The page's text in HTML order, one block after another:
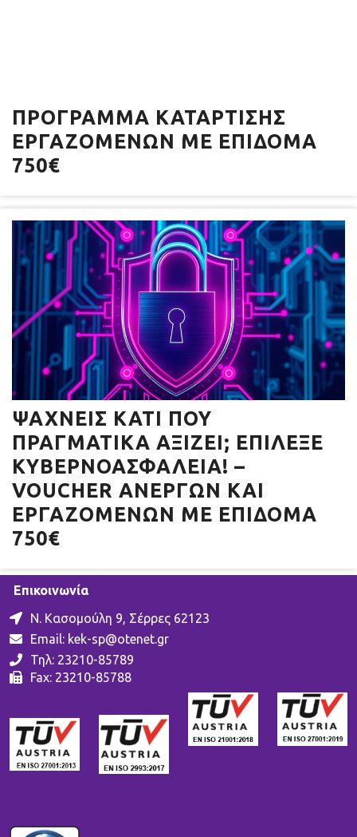
ΠΡΌΓΡΑΜΜΑ ΚΑΤΆΡΤΙΣΗΣ
ΕΡΓΑΖΟΜΈΝΩΝ ΜΕ ΕΠΊΔΟΜΑ
750€
ΨΆΧΝΕΙΣ ΚΆΤΙ ΠΟΥ
ΠΡΑΓΜΑΤΙΚΆ ΑΞΊΖΕΙ; ΕΠΊΛΕΞΕ
ΚΥΒΕΡΝΟΑΣΦΆΛΕΙΑ! –
VOUCHER ΑΝΈΡΓΩΝ ΚΑΙ
ΕΡΓΑΖΟΜΈΝΩΝ ΜΕ ΕΠΊΔΟΜΑ
750€
Επικοινωνία
Ν. Κασομούλη 9, Σέρρες 62123
Email: kek-sp@otenet.gr
Τηλ: 23210-85789
Fax: 23210-85788